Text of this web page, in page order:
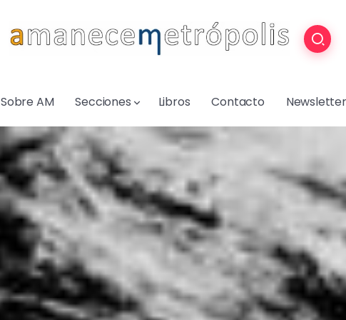
Sobre AM Secciones Libros Contacto Newsletter